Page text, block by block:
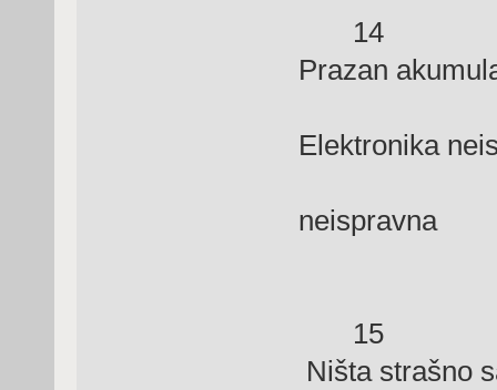
14
Prazan
Elektronika
neispravna
15
Ništa strašno